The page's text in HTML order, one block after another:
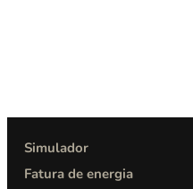
Simulador
Fatura de energia